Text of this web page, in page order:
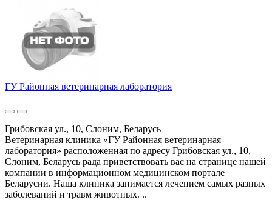
ГУ Районная ветеринарная лаборатория
Грибовская ул., 10, Слоним, Беларусь
Ветеринарная клиника «ГУ Районная ветеринарная
лаборатория» расположенная по адресу Грибовская ул., 10,
Слоним, Беларусь рада приветствовать вас на странице нашей
компании в информационном медицинском портале
Беларусии. Наша клиника занимается лечением самых разных
заболеваний и травм животных. ..